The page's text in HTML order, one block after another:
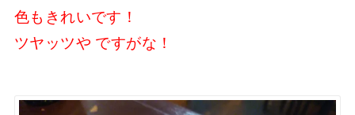
色もきれいです！
ツヤッツや ですがな！